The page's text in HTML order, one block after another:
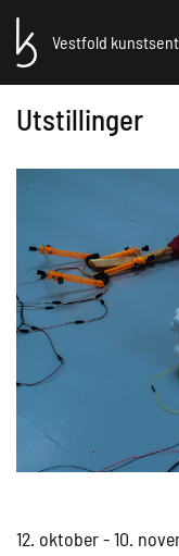
Vestfold
Utstillinger
12. oktober - 10.